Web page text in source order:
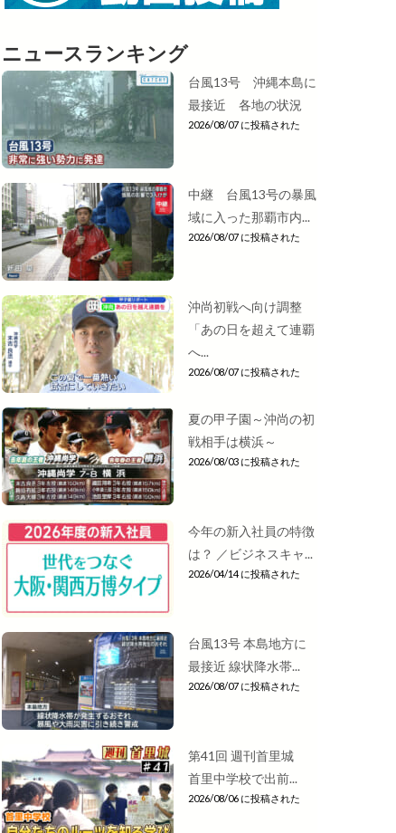
ニュースランキング
台風13号 沖縄本島に
最接近 各地の状況
2026/08/07 に投稿された
中継 台風13号の暴風
域に入った那覇市内...
2026/08/07 に投稿された
沖尚初戦へ向け調整
「あの日を超えて連覇
へ...
2026/08/07 に投稿された
夏の甲子園～沖尚の初
戦相手は横浜～
2026/08/03 に投稿された
今年の新入社員の特徴
は？ ／ビジネスキャ...
2026/04/14 に投稿された
台風13号 本島地方に
最接近 線状降水帯...
2026/08/07 に投稿された
第41回 週刊首里城
首里中学校で出前...
2026/08/06 に投稿された